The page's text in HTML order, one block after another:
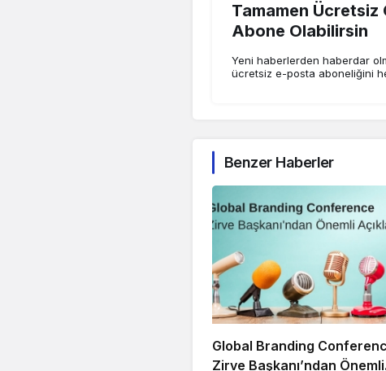
Tamamen Ücretsiz
Abone Olabilirsin
Yeni haberlerden haberdar
ücretsiz e-posta aboneliğini
Benzer Haberler
Global Branding
Zirve Başkanı’ndan Önemli